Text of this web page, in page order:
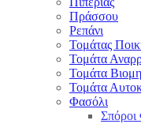
Πράσσου
Ρεπάνι
Τομάτας
Τομάτα
Τομάτα
Τομάτα
Φασόλι
Σπόροι